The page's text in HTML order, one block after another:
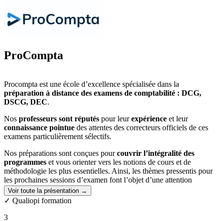
d’outils génératifs texte, image, son ou voix. À l’issue du parcours,
les participants repartent avec une boîte à outils opérationnelle, des
ProCompta
Procompta est une école d’excellence spécialisée dans la
préparation à distance des examens de comptabilité : DCG,
DSCG, DEC.
Nos professeurs sont réputés pour leurexpérience et leur
connaissance pointue des attentes des correcteurs officiels de ces
examens particulièrement sélectifs.
Nos préparations sont conçues pourcouvrir l’intégralité des
programmes et vous orienter vers les notions de cours et de
méthodologie les plus essentielles. Ainsi, les thèmes pressentis pour
les prochaines sessions d’examen font l’objet d’une attention
particulière.
Adaptées à tous les candidats
étudiants ou professionnels –
Voir toute la présentation →
✓ Qualiopi formation
3